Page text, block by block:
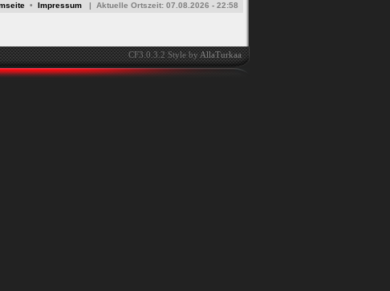
• Impressum | Aktuelle Ortszeit: 07.08.2026 - 22:58
CF3.0.3.2 Style byAllaTurkaa